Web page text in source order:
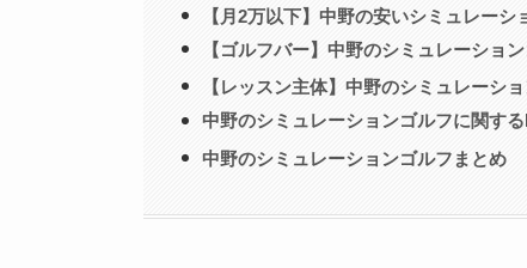
【月2万以下】中野の安いシミュレーシ
【ゴルフバー】中野のシミュレーショ
【レッスン主体】中野のシミュレーシ
中野のシミュレーションゴルフに関す
中野のシミュレーションゴルフまとめ